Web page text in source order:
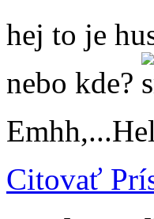
hej to je
nebo kde?
Citovať